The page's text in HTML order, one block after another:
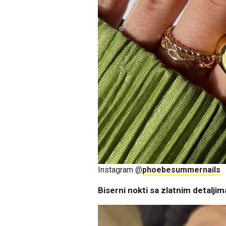
Instagram @phoebesummernails
Biserni nokti sa zlatnim